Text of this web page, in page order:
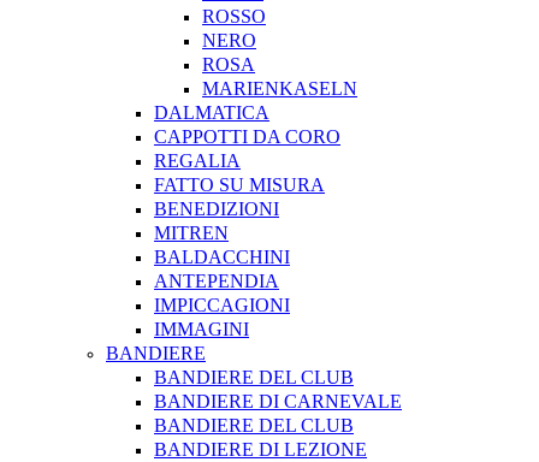
ROSSO
NERO
ROSA
MARIENKASELN
DALMATICA
CAPPOTTI DA CORO
REGALIA
FATTO SU MISURA
BENEDIZIONI
MITREN
BALDACCHINI
ANTEPENDIA
IMPICCAGIONI
IMMAGINI
BANDIERE
BANDIERE DEL CLUB
BANDIERE DI CARNEVALE
BANDIERE DEL CLUB
BANDIERE DI LEZIONE